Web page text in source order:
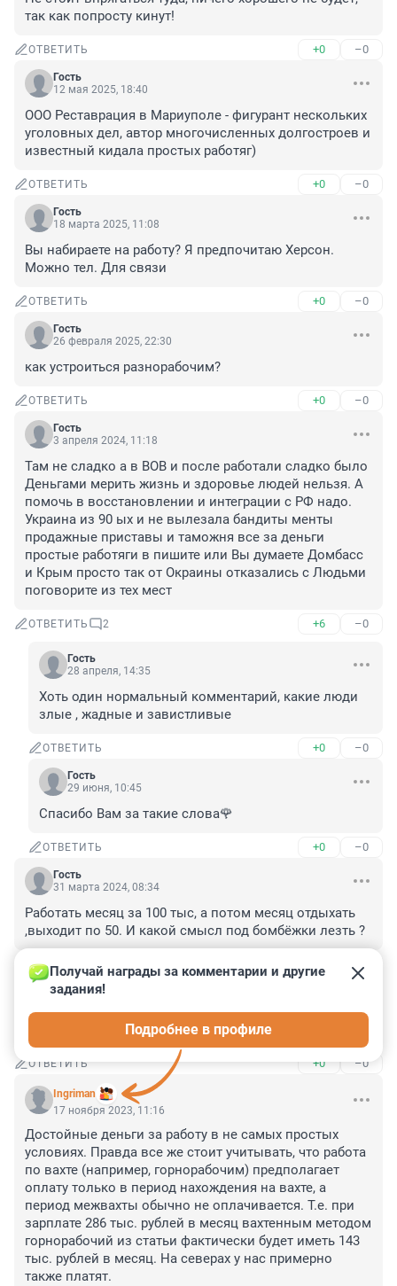
так как попросту кинут!
ОТВЕТИТЬ +0 –0
Гость
12 мая 2025, 18:40
ООО Реставрация в Мариуполе - фигурант нескольких
уголовных дел, автор многочисленных долгостроев и
известный кидала простых работяг)
ОТВЕТИТЬ +0 –0
Гость
18 марта 2025, 11:08
Вы набираете на работу? Я предпочитаю Херсон.
Можно тел. Для связи
ОТВЕТИТЬ +0 –0
Гость
26 февраля 2025, 22:30
как устроиться разнорабочим?
ОТВЕТИТЬ +0 –0
Гость
3 апреля 2024, 11:18
Там не сладко а в ВОВ и после работали сладко было
Деньгами мерить жизнь и здоровье людей нельзя. А
помочь в восстановлении и интеграции с РФ надо.
Украина из 90 ых и не вылезала бандиты менты
продажные приставы и таможня все за деньги
простые работяги в пишите или Вы думаете Домбасс
и Крым просто так от Окраины отказались с Людьми
поговорите из тех мест
ОТВЕТИТЬ 2 +6 –0
Гость
28 апреля, 14:35
Хоть один нормальный комментарий, какие люди
злые , жадные и завистливые
ОТВЕТИТЬ +0 –0
Гость
29 июня, 10:45
Спасибо Вам за такие слова🌹
ОТВЕТИТЬ +0 –0
Гость
31 марта 2024, 08:34
Работать месяц за 100 тыс, а потом месяц отдыхать
,выходит по 50. И какой смысл под бомбёжки лезть ?
ОТВЕТИТЬ –1
Гость
Печатный станок раскалился добела.
ОТВЕТИТЬ +0 –0
Ingriman
Получай награды за комментарии и другие
задания!
Подробнее в профиле
17 ноября 2023, 11:16
Достойные деньги за работу в не самых простых
условиях. Правда все же стоит учитывать, что работа
по вахте (например, горнорабочим) предполагает
оплату только в период нахождения на вахте, а
период межвахты обычно не оплачивается. Т.е. при
зарплате 286 тыс. рублей в месяц вахтенным методом
горнорабочий из статьи фактически будет иметь 143
тыс. рублей в месяц. На северах у нас примерно
также платят.